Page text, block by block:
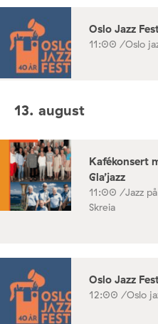
Oslo Jazz
11:00 /Oslo
13. august
Kafékonsert
Gla’jazz
11:00 /Jazz
Skreia
Oslo Jazz
12:00 /Oslo